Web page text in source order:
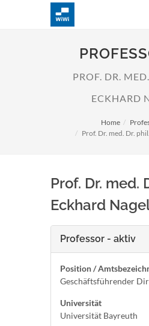
PROF. DR.
ECKHARD
Home
Prof. Dr. med. Dr.
Prof. Dr. med.
Eckhard
Professor - aktiv
Position /
Geschäftsführender
Universität
Universität Bayreuth